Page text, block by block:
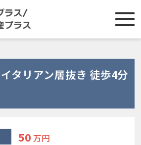
タリアン居抜き 徒歩4分
50 万円